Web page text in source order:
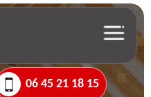
06 45 21 18 15